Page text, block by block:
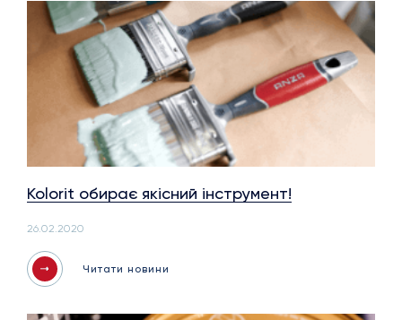
Kolorit обирає якісний інструмент!
26.02.2020
Читати новини